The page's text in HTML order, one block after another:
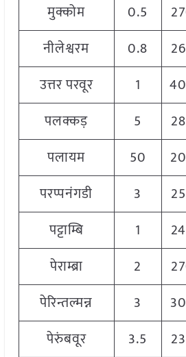
मुक्कोम
0.5
नीलेश्वरम
0.8
उत्तर परवूर
1
पलक्कड़
5
पलायम
50
परप्पनंगडी
3
पट्टाम्बि
1
पेराम्ब्रा
2
पेरिन्तल्मन्न
3
पेरुंबवूर
3.5